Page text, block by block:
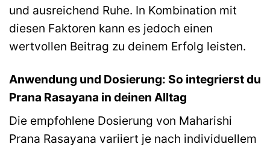
und ausreichend Ruhe. In Kombination mit
diesen Faktoren kann es jedoch einen
wertvollen Beitrag zu deinem Erfolg leisten.
Anwendung und Dosierung: So integrierst du
Prana Rasayana in deinen Alltag
Die empfohlene Dosierung von Maharishi
Prana Rasayana variiert je nach individuellem